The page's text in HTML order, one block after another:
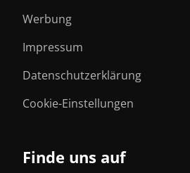
Werbung
Impressum
Datenschutzerklärung
Cookie-Einstellungen
Finde uns auf